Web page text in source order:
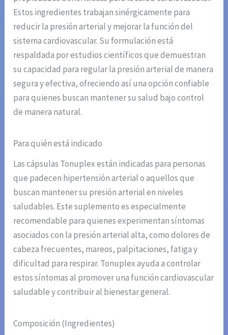
Estos ingredientes trabajan sinérgicamente para
reducir la presión arterial y mejorar la función del
sistema cardiovascular. Su formulación está
respaldada por estudios científicos que demuestran
su capacidad para regular la presión arterial de manera
segura y efectiva, ofreciendo así una opción confiable
para quienes buscan mantener su salud bajo control
de manera natural.
Para quién está indicado
Las cápsulas Tonuplex están indicadas para personas
que padecen hipertensión arterial o aquellos que
buscan mantener su presión arterial en niveles
saludables. Este suplemento es especialmente
recomendable para quienes experimentan síntomas
asociados con la presión arterial alta, como dolores de
cabeza frecuentes, mareos, palpitaciones, fatiga y
dificultad para respirar. Tonuplex ayuda a controlar
estos síntomas al promover una función cardiovascular
saludable y contribuir al bienestar general.
Composición (Ingredientes)